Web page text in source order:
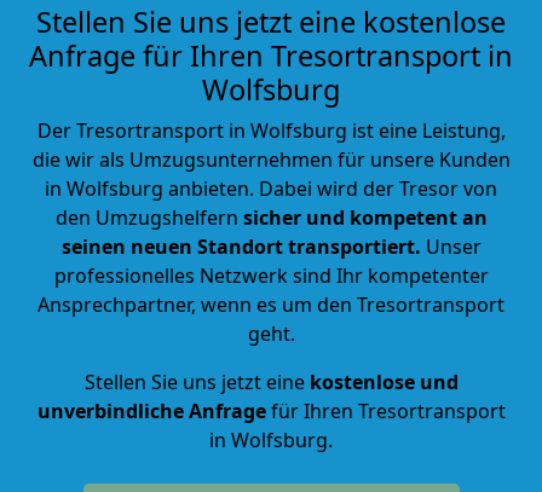
Stellen Sie uns jetzt eine kostenlose
Anfrage für Ihren Tresortransport in
Wolfsburg
Der Tresortransport in Wolfsburg ist eine Leistung,
die wir als Umzugsunternehmen für unsere Kunden
in Wolfsburg anbieten. Dabei wird der Tresor von
den Umzugshelfern sicher und kompetent an
seinen neuen Standort transportiert. Unser
professionelles Netzwerk sind Ihr kompetenter
Ansprechpartner, wenn es um den Tresortransport
geht.
Stellen Sie uns jetzt eine kostenlose und
unverbindliche Anfragefür Ihren Tresortransport
in Wolfsburg.